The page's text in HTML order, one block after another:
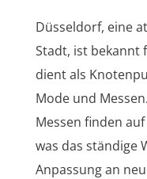
Düsseldorf, eine
Stadt, ist bekannt
dient als
Mode und
Messen finden
was das ständige
Anpassung an